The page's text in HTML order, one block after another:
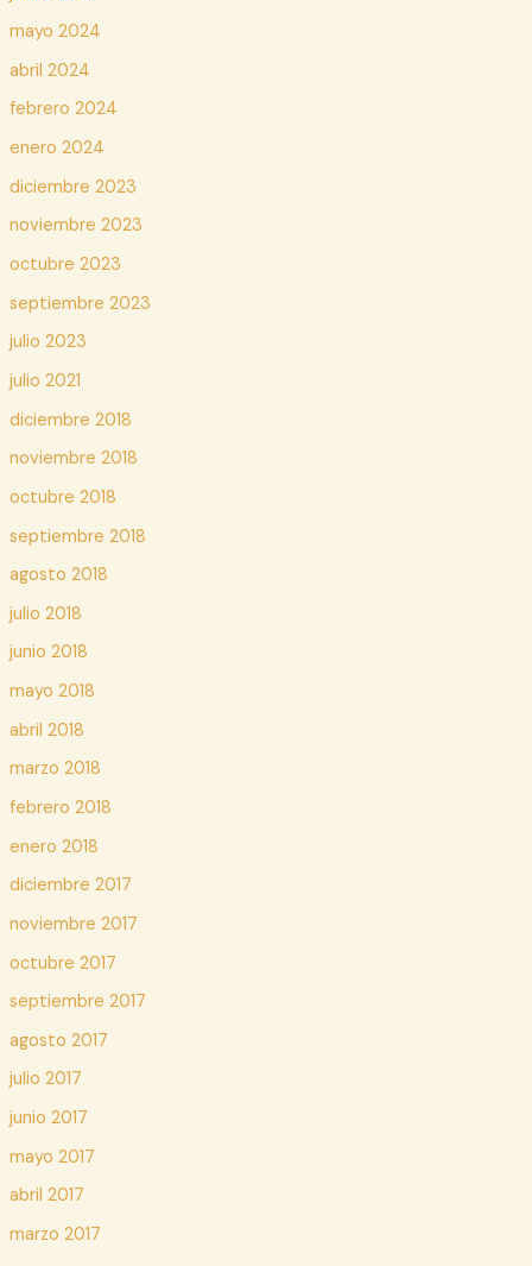
mayo 2024
abril 2024
febrero 2024
enero 2024
diciembre 2023
noviembre 2023
octubre 2023
septiembre 2023
julio 2023
julio 2021
diciembre 2018
noviembre 2018
octubre 2018
septiembre 2018
agosto 2018
julio 2018
junio 2018
mayo 2018
abril 2018
marzo 2018
febrero 2018
enero 2018
diciembre 2017
noviembre 2017
octubre 2017
septiembre 2017
agosto 2017
julio 2017
junio 2017
mayo 2017
abril 2017
marzo 2017